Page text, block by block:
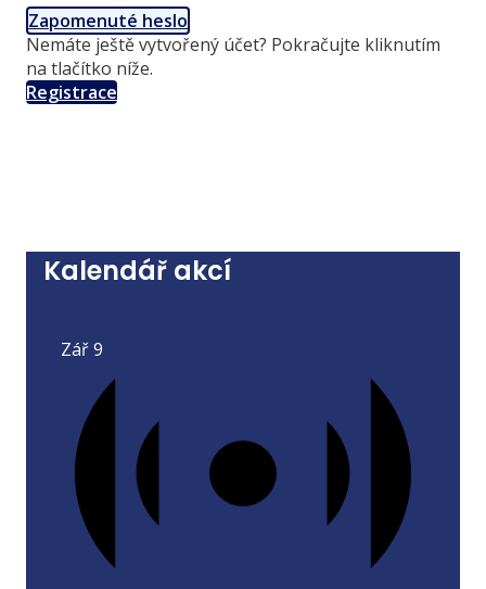
Zapomenuté heslo
Nemáte ještě vytvořený účet? Pokračujte kliknutím
na tlačítko níže.
Registrace
Kalendář akcí
Zář9